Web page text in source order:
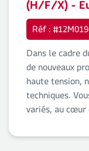
(H/F/X) -
Réf :
Dans le cadre
de nouveaux
haute tension,
techniques.
variés, au